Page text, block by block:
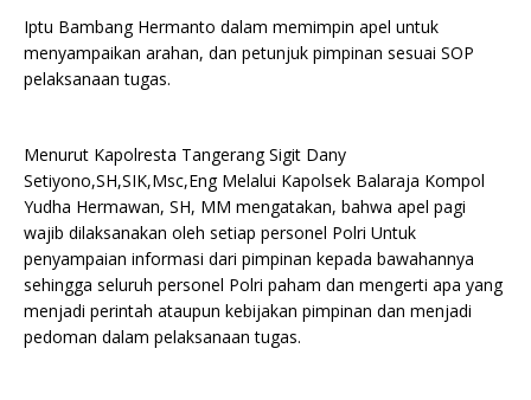
Iptu Bambang Hermanto dalam memimpin apel untuk
menyampaikan arahan, dan petunjuk pimpinan sesuai SOP
pelaksanaan tugas.
Menurut Kapolresta Tangerang Sigit Dany
Setiyono,SH,SIK,Msc,Eng Melalui Kapolsek Balaraja Kompol
Yudha Hermawan, SH, MM mengatakan, bahwa apel pagi
wajib dilaksanakan oleh setiap personel Polri Untuk
penyampaian informasi dari pimpinan kepada bawahannya
sehingga seluruh personel Polri paham dan mengerti apa yang
menjadi perintah ataupun kebijakan pimpinan dan menjadi
pedoman dalam pelaksanaan tugas.